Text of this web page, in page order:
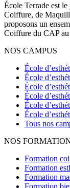
École Terrade est le
Coiffure, de
proposons un
Coiffure du CAP
NOS CAMPUS
École
École
École
École
École
École
Tous nos
NOS
Formation
Formation
Formation
Formation